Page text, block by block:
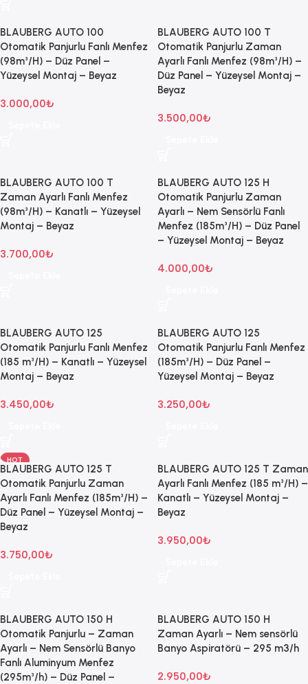
BLAUBERG AUTO 100
Otomatik Panjurlu Fanlı Menfez
(98m³/H) – Düz Panel –
Yüzeysel Montaj – Beyaz
3.000,00₺
BLAUBERG AUTO 100 T
Otomatik Panjurlu Zaman
Ayarlı Fanlı Menfez (98m³/H) –
Düz Panel – Yüzeysel Montaj –
Beyaz
3.500,00₺
BLAUBERG AUTO 100 T
Zaman Ayarlı Fanlı Menfez
(98m³/H) – Kanatlı – Yüzeysel
Montaj – Beyaz
3.700,00₺
BLAUBERG AUTO 125 H
Otomatik Panjurlu Zaman
Ayarlı – Nem Sensörlü Fanlı
Menfez (185m³/H) – Düz Panel
– Yüzeysel Montaj – Beyaz
4.000,00₺
BLAUBERG AUTO 125
Otomatik Panjurlu Fanlı Menfez
(185 m³/H) – Kanatlı – Yüzeysel
Montaj – Beyaz
3.450,00₺
BLAUBERG AUTO 125
Otomatik Panjurlu Fanlı Menfez
(185m³/H) – Düz Panel –
Yüzeysel Montaj – Beyaz
3.250,00₺
HOT
BLAUBERG AUTO 125 T
Otomatik Panjurlu Zaman
Ayarlı Fanlı Menfez (185m³/H) –
Düz Panel – Yüzeysel Montaj –
Beyaz
3.750,00₺
BLAUBERG AUTO 125 T Zaman
Ayarlı Fanlı Menfez (185 m³/H) –
Kanatlı – Yüzeysel Montaj –
Beyaz
3.950,00₺
BLAUBERG AUTO 150 H
Otomatik Panjurlu – Zaman
Ayarlı – Nem Sensörlü Banyo
Fanlı Aluminyum Menfez
(295m³/h) – Düz Panel –
BLAUBERG AUTO 150 H
Zaman Ayarlı – Nem sensörlü
Banyo Aspiratörü – 295 m3/h
2.950,00₺